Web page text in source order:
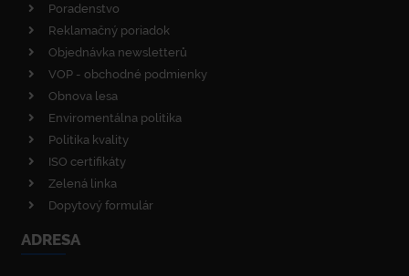
Poradenstvo
Reklamačný poriadok
Objednávka newsletterů
VOP - obchodné podmienky
Obnova lesa
Enviromentálna politika
Politika kvality
ISO certifikáty
Zelená linka
Dopytový formulár
ADRESA